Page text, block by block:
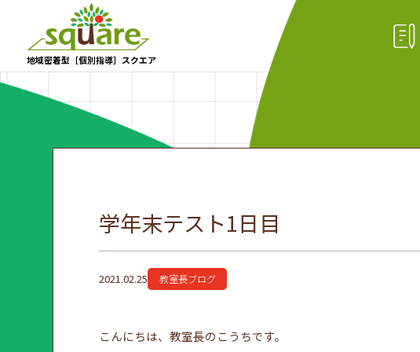
地域密着型［個別指導］スクエア
学年末テスト1日目
2021.02.25 教室長ブログ
こんにちは、教室長のこうちです。